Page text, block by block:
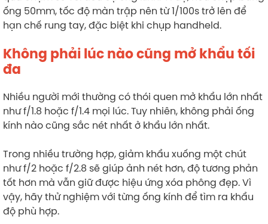
ống 50mm, tốc độ màn trập nên từ 1/100s trở lên để
hạn chế rung tay, đặc biệt khi chụp handheld.
Không phải lúc nào cũng mở khẩu tối
đa
Nhiều người mới thường có thói quen mở khẩu lớn nhất
như f/1.8 hoặc f/1.4 mọi lúc. Tuy nhiên, không phải ống
kính nào cũng sắc nét nhất ở khẩu lớn nhất.
Trong nhiều trường hợp, giảm khẩu xuống một chút
như f/2 hoặc f/2.8 sẽ giúp ảnh nét hơn, độ tương phản
tốt hơn mà vẫn giữ được hiệu ứng xóa phông đẹp. Vì
vậy, hãy thử nghiệm với từng ống kính để tìm ra khẩu
độ phù hợp.